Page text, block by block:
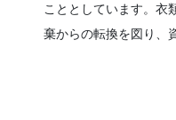
こととしています。衣
棄からの転換を図り、